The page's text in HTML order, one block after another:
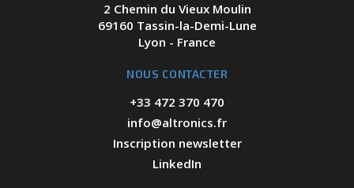
2 Chemin du Vieux Moulin
69160 Tassin-la-Demi-Lune
Lyon - France
NOUS CONTACTER
+33 472 370 470
info@altronics.fr
Inscription newsletter
LinkedIn